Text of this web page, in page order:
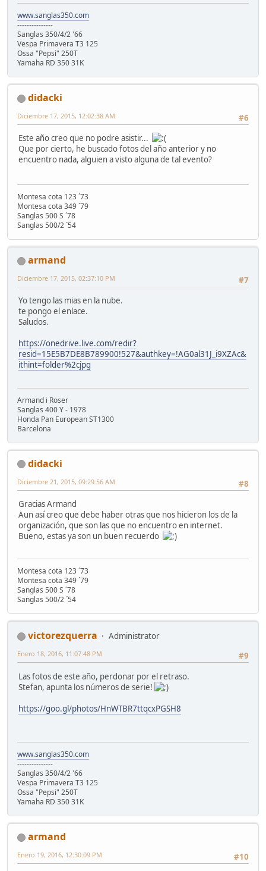
www.sanglas350.com
---------------
Sanglas 350/4/2 '66
Vespa Primavera T3 125
Ossa "Pepsi" 250T
Yamaha RD 350 31K
didacki
#6
Diciembre 17, 2015, 12:02:38 AM
Este año creo que no podre asistir...
Que por cierto, he buscado fotos del año anterior y no
encuentro nada, alguien a visto alguna de tal evento?
Montesa cota 123 ´73
Montesa cota 349 ´79
Sanglas 500 S ´78
Sanglas 500/2 ´54
armand
#7
Diciembre 17, 2015, 02:37:10 PM
Yo tengo las mias en la nube.
te pongo el enlace.
Saludos.
https://onedrive.live.com/redir?
resid=15E5B7DE8B789900!527&authkey=!AG0al31J_i9XZAc&
ithint=folder%2cjpg
Armand i Roser
Sanglas 400 Y - 1978
Honda Pan European ST1300
Barcelona
didacki
#8
Diciembre 21, 2015, 09:29:56 AM
Gracias Armand
Aun así creo que debe haber otras que nos hicieron los de la
organización, que son las que no encuentro en internet.
Bueno, estas ya son un buen recuerdo
Montesa cota 123 ´73
Montesa cota 349 ´79
Sanglas 500 S ´78
Sanglas 500/2 ´54
victorezquerra
Administrator
#9
Enero 18, 2016, 11:07:48 PM
Las fotos de este año, perdonar por el retraso.
Stefan, apunta los números de serie!
https://goo.gl/photos/HnWTBR7ttqcxPGSH8
www.sanglas350.com
---------------
Sanglas 350/4/2 '66
Vespa Primavera T3 125
Ossa "Pepsi" 250T
Yamaha RD 350 31K
armand
#10
Enero 19, 2016, 12:30:09 PM